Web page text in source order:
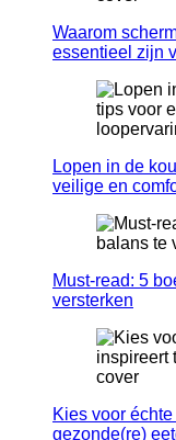
Waarom
essentieel zijn
Lopen in de
veilige en
Must-read: 5
versterken
Kies voor
gezonde(re)